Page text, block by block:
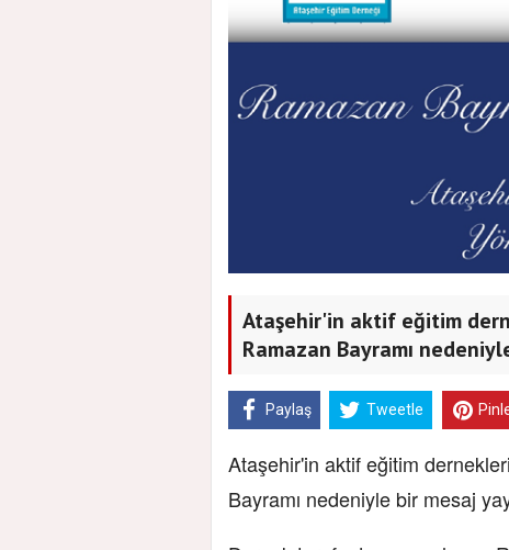
Ataşehir'in aktif eğitim
Ramazan Bayramı
Paylaş Tweetle
Ataşehir'in aktif eğitim
Bayramı nedeniyle bir mesaj